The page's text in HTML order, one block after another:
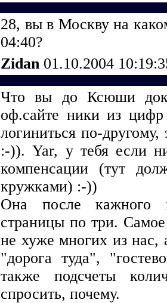
28, вы в Москву на
04:40?
Zidan 01.10.2004
Что вы до Ксюши
оф.сайте ники из
логиниться по-
:-)). Yar, у тебя если
компенсации (тут
кружками) :-))
Она после кажного
страницы по три. Самое
не хуже многих из нас,
"дорога туда",
также подсчеты
спросить, почему.